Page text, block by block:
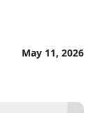
May 11, 2026